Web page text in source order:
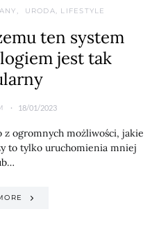
URODA, LIFESTYLE
ten system
jest tak
18/01/2023
z ogromnych możliwości, jakie
to tylko uruchomienia mniej